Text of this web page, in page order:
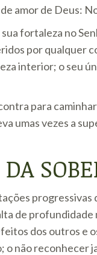
amor de Deus:
fortaleza no
por qualquer
interior; o seu
para
umas vezes a
de profundidade
dos outros e
não reconhecer